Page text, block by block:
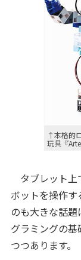
↑本格的
玩具『
タブレット上
ボットを操作
のも大きな話
グラミングの
つつあります。